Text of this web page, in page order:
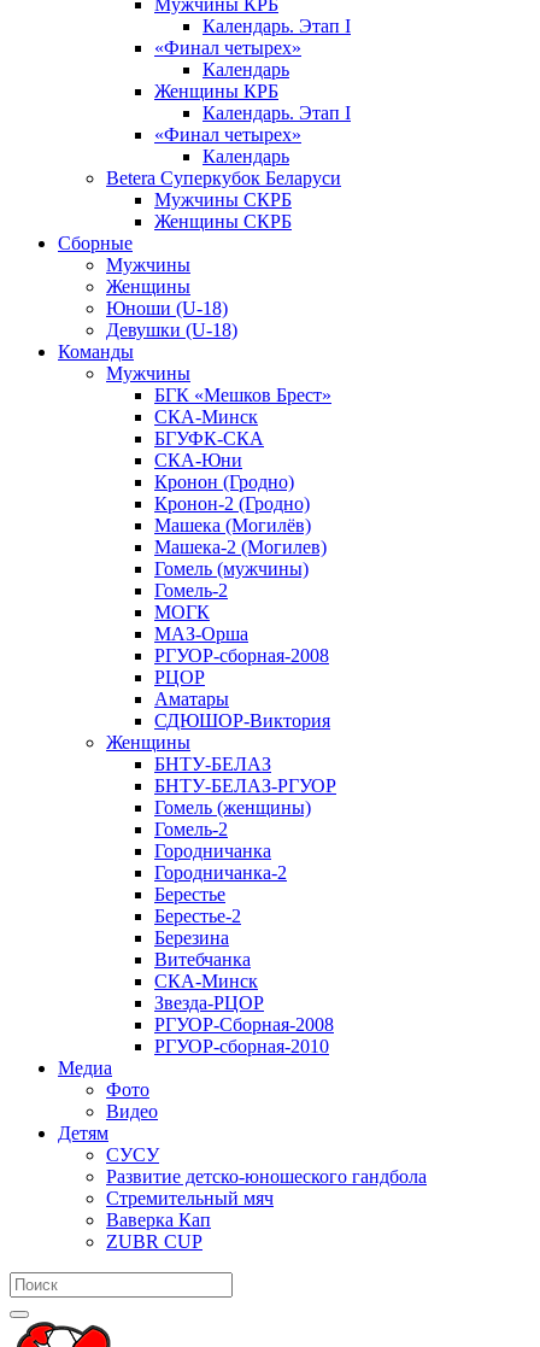
Мужчины КРБ
Календарь. Этап I
«Финал четырех»
Календарь
Женщины КРБ
Календарь. Этап I
«Финал четырех»
Календарь
Betera Суперкубок Беларуси
Мужчины СКРБ
Женщины СКРБ
Сборные
Мужчины
Женщины
Юноши (U-18)
Девушки (U-18)
Команды
Мужчины
БГК «Мешков Брест»
СКА-Минск
БГУФК-СКА
СКА-Юни
Кронон (Гродно)
Кронон-2 (Гродно)
Машека (Могилёв)
Машека-2 (Могилев)
Гомель (мужчины)
Гомель-2
МОГК
МАЗ-Орша
РГУОР-сборная-2008
РЦОР
Аматары
СДЮШОР-Виктория
Женщины
БНТУ-БЕЛАЗ
БНТУ-БЕЛАЗ-РГУОР
Гомель (женщины)
Гомель-2
Городничанка
Городничанка-2
Берестье
Берестье-2
Березина
Витебчанка
СКА-Минск
Звезда-РЦОР
РГУОР-Сборная-2008
РГУОР-сборная-2010
Медиа
Фото
Видео
Детям
СУСУ
Развитие детско-юношеского гандбола
Стремительный мяч
Ваверка Кап
ZUBR CUP